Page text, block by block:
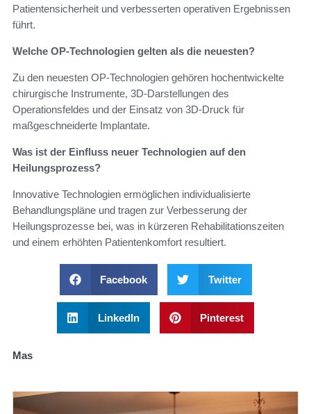
Patientensicherheit und verbesserten operativen Ergebnissen
führt.
Welche OP-Technologien gelten als die neuesten?
Zu den neuesten OP-Technologien gehören hochentwickelte
chirurgische Instrumente, 3D-Darstellungen des
Operationsfeldes und der Einsatz von 3D-Druck für
maßgeschneiderte Implantate.
Was ist der Einfluss neuer Technologien auf den
Heilungsprozess?
Innovative Technologien ermöglichen individualisierte
Behandlungspläne und tragen zur Verbesserung der
Heilungsprozesse bei, was in kürzeren Rehabilitationszeiten
und einem erhöhten Patientenkomfort resultiert.
Facebook Twitter
LinkedIn Pinterest
Mas